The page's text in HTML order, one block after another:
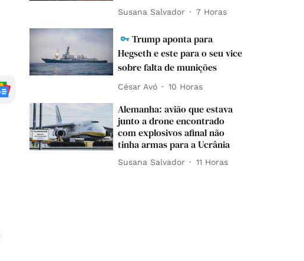
Susana Salvador 7 Horas
Trump aponta para
Hegseth e este para o seu vice
sobre falta de munições
César Avó 10 Horas
Alemanha: avião que estava
junto a drone encontrado
com explosivos afinal não
tinha armas para a Ucrânia
Susana Salvador 11 Horas